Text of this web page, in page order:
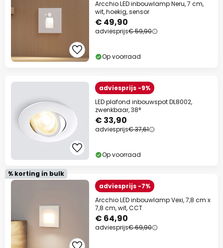
Arcchio LED inbouwlamp Neru, 7 cm,
wit, hoekig, sensor
€ 49,90
adviesprijs€ 59,90
Op voorraad
adviesprijs -9%
LED plafond inbouwspot DL8002,
zwenkbaar, 38°
€ 33,90
adviesprijs€ 37,61
Op voorraad
% korting in bulk
adviesprijs -7%
Arcchio LED inbouwlamp Vexi, 7,8 cm x
7,8 cm, wit, CCT
€ 64,90
adviesprijs€ 69,90